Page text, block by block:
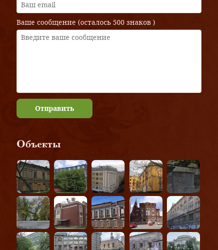
Ваше сообщение (осталось 500 знаков )
Отправить
Объекты